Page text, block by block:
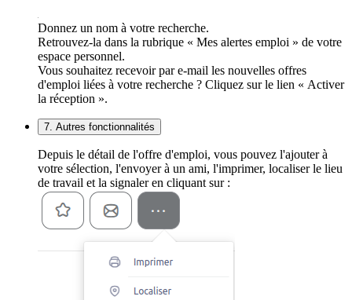
Donnez un nom à votre recherche.
Retrouvez-la dans la rubrique « Mes alertes emploi » de votre
espace personnel.
Vous souhaitez recevoir par e-mail les nouvelles offres
d'emploi liées à votre recherche ? Cliquez sur le lien « Activer
la réception ».
7. Autres fonctionnalités
Depuis le détail de l'offre d'emploi, vous pouvez l'ajouter à
votre sélection, l'envoyer à un ami, l'imprimer, localiser le lieu
de travail et la signaler en cliquant sur :